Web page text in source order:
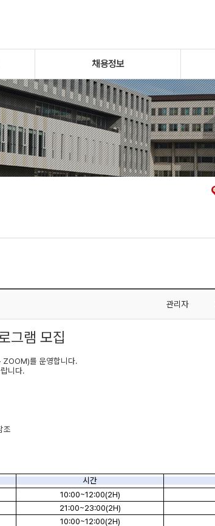
채용정보
관리자
그램 모집
ZOOM)를 운영합니다.
니다.
조
시간
10:00~12:00(2H)
21:00~23:00(2H)
10:00~12:00(2H)